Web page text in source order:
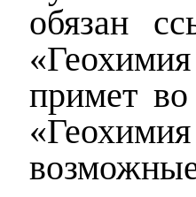
обязан
примет